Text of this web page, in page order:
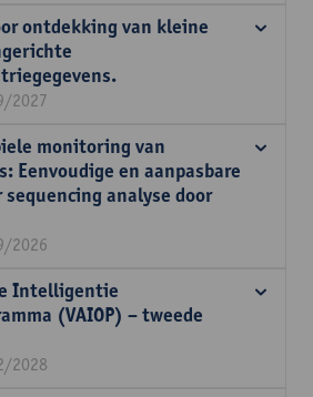
ontdekking van kleine
2027
monitoring van
Eenvoudige en aanpasbare
analyse door
2026
Intelligentie
(VAIOP) – tweede
2028